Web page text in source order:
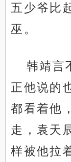
五少爷比
巫。
韩靖言
正他说的
都看着他
走，袁天
样被他拉